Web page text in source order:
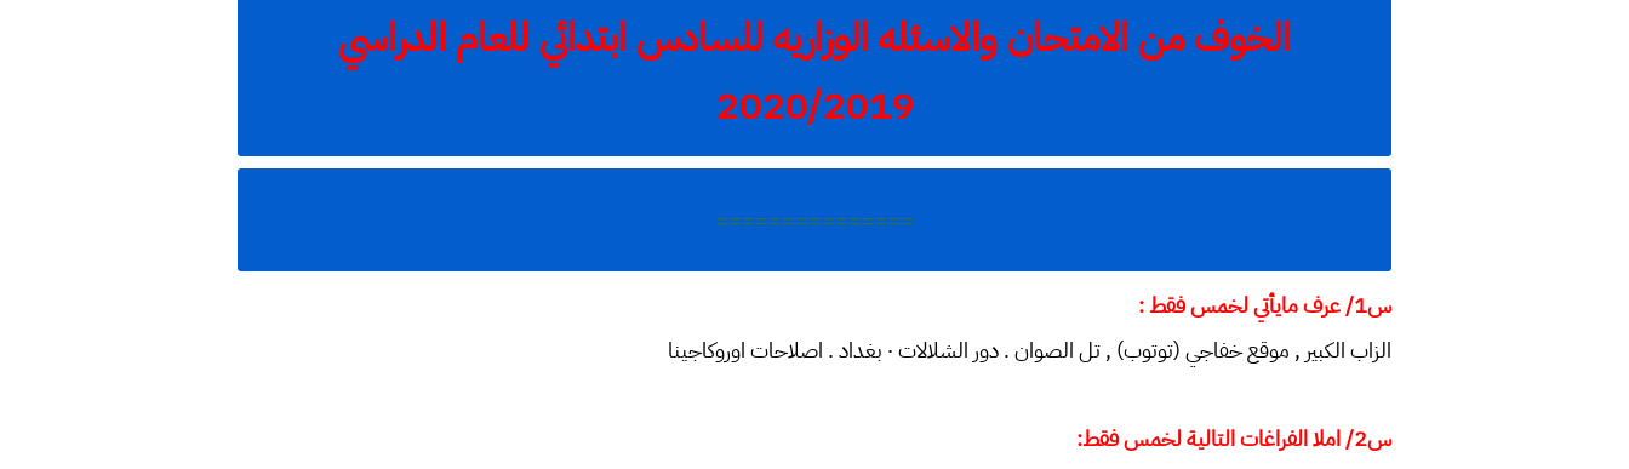
الخوف من الامتحان والاسئله الوزاريه للسادس ابتدائي للعام الدراسي
2020/2019
===============
س1/ عرف مايأتي لخمس فقط :
الزاب الكبير , موقع خفاجي (توتوب) , تل الصوان . دور الشلالات ٠ بغداد . اصلاحات اوروكاجينا
س2/ املا الفراغات التالية لخمس فقط: